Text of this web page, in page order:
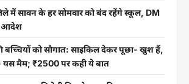
में सावन के हर सोमवार को बंद रहेंगे स्कूल, DM
आदेश
बच्चियों को सौगात: साइकिल देकर पूछा- खुश हैं,
यस मैम; ₹2500 पर कही ये बात